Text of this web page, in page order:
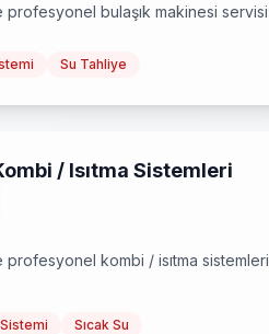
profesyonel bulaşık makinesi servisi
Su Tahliye
/ Isıtma Sistemleri
profesyonel kombi / isıtma sistemleri
Sıcak Su